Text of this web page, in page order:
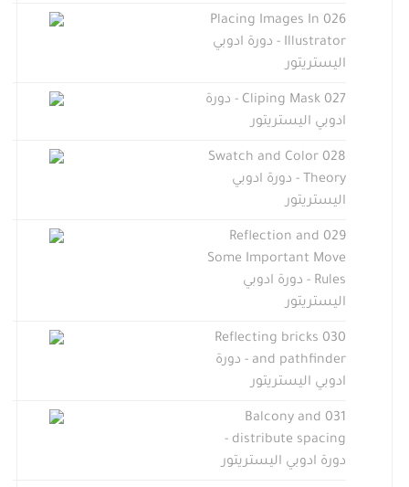
026 Placing Images In
Illustrator - دورة ادوبي
اليستريتور
027 Cliping Mask - دورة
ادوبي اليستريتور
028 Swatch and Color
Theory - دورة ادوبي
اليستريتور
029 Reflection and
Some Important Move
Rules - دورة ادوبي
اليستريتور
030 Reflecting bricks
and pathfinder - دورة
ادوبي اليستريتور
031 Balcony and
distribute spacing -
دورة ادوبي اليستريتور